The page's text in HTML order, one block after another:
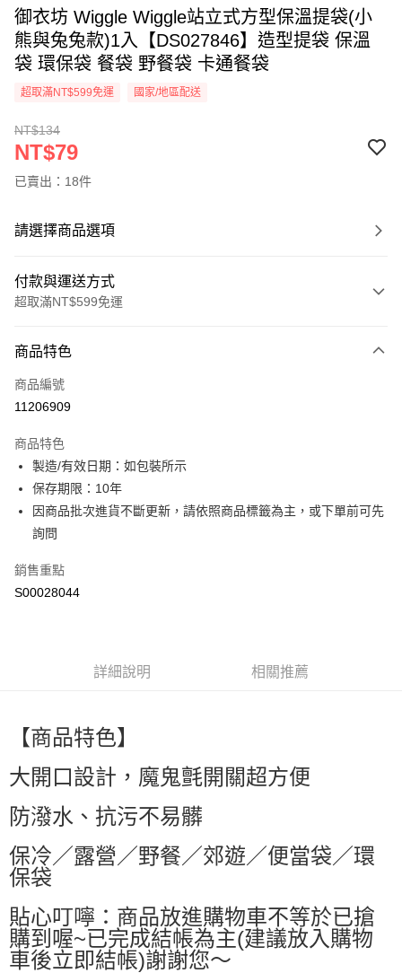
御衣坊 Wiggle Wiggle站立式方型保溫提袋(小
熊與兔兔款)1入【DS027846】造型提袋 保溫
袋 環保袋 餐袋 野餐袋 卡通餐袋
超取滿NT$599免運 國家/地區配送
NT$134
NT$79
已賣出：18件
請選擇商品選項
付款與運送方式
超取滿NT$599免運
信用卡一次付款
超商取貨付款
Apple Pay
街口支付
全盈+PAY
ATM付款
萊爾富取貨付款
每筆NT$60，滿NT$599(含以上)免運費
付款後萊爾富取貨
每筆NT$60，滿NT$599(含以上)免運費
7-11付款取貨
每筆NT$60，滿NT$599(含以上)免運費
付款後7-11取貨
每筆NT$60，滿NT$599(含以上)免運費
商品特色
商品編號
11206909
商品特色
製造/有效日期：如包裝所示
保存期限：10年
因商品批次進貨不斷更新，請依照商品標籤為主，或下單前可先
詢問
銷售重點
S00028044
詳細說明 相關推薦
【商品特色】
大開口設計，魔鬼氈開關超方便
防潑水、抗污不易髒
保冷／露營／野餐／郊遊／便當袋／環
保袋
貼心叮嚀：商品放進購物車不等於已搶
購到喔~已完成結帳為主(建議放入購物
車後立即結帳)謝謝您～